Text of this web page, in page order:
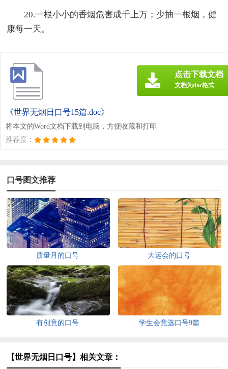
20.一根小小的香烟危害成千上万；少抽一根烟，健
康每一天。
《世界无烟日口号15篇.doc》
将本文的Word文档下载到电脑，方便收藏和打印
推荐度：
点击下载文档
文档为doc格式
口号图文推荐
质量月的口号 大运会的口号
有创意的口号 学生会竞选口号9篇
【世界无烟日口号】相关文章：